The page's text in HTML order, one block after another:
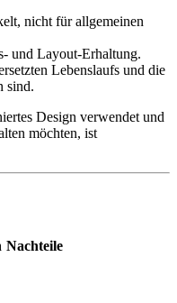
nicht für allgemeinen
und Layout-Erhaltung.
Lebenslaufs und die
sind.
Design verwendet und
möchten, ist
Nachteile